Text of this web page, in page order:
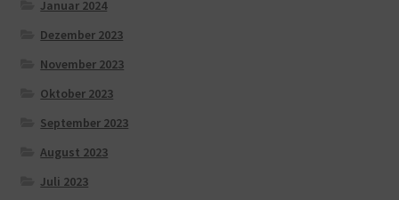
Januar 2024
Dezember 2023
November 2023
Oktober 2023
September 2023
August 2023
Juli 2023